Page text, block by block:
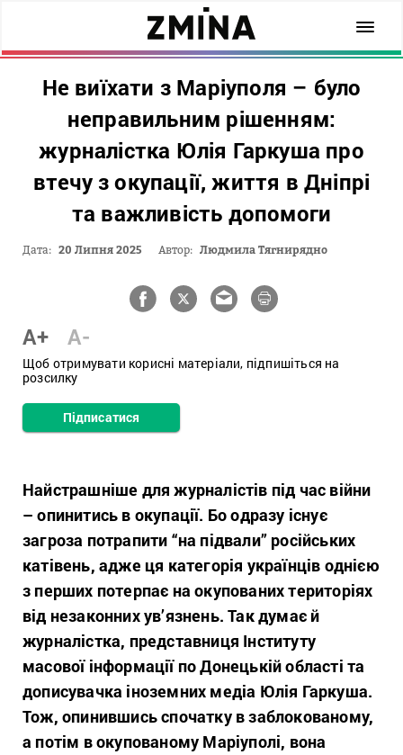
Не виїхати з Маріуполя – було
неправильним рішенням:
журналістка Юлія Гаркуша про
втечу з окупації, життя в Дніпрі
та важливість допомоги
Дата: 20 Липня 2025 Автор: Людмила Тягнирядно
A+ A-
Щоб отримувати корисні матеріали, підпишіться на
розсилку
Підписатися
Найстрашніше для журналістів під час війни
– опинитись в окупації. Бо одразу існує
загроза потрапити “на підвали” російських
катівень, адже ця категорія українців однією
з перших потерпає на окупованих територіях
від незаконних ув’язнень. Так думає й
журналістка, представниця Інституту
масової інформації по Донецькій області та
дописувачка іноземних медіа Юлія Гаркуша.
Тож, опинившись спочатку в заблокованому,
а потім в окупованому Маріуполі, вона